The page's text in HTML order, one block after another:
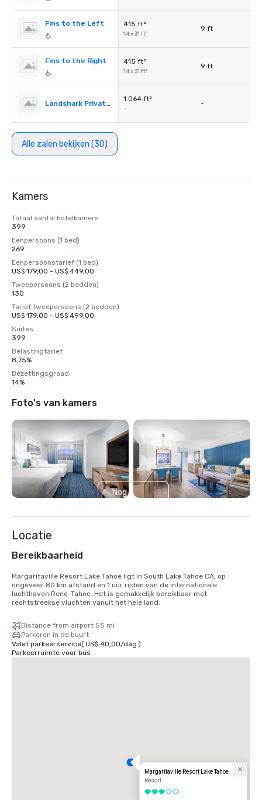
Fins to the Left 415 ft²
14 x 31 ft²
9 ft
Fins to the Right 415 ft²
14 x 31 ft²
9 ft
Landshark Private Dining Room
1.064 ft²
-
-
Alle zalen bekijken (30)
Kamers
Totaal aantal hotelkamers
399
Eenpersoons (1 bed)
269
Eenpersoonstarief (1 bed)
US$ 179,00 - US$ 449,00
Tweepersoons (2 bedden)
130
Tarief tweepersoons (2 bedden)
US$ 179,00 - US$ 499,00
Suites
399
Belastingtarief
8,75%
Bezettingsgraad
14%
Foto's van kamers
Nog 5
Locatie
Bereikbaarheid
Margaritaville Resort Lake Tahoe ligt in South Lake Tahoe CA, op
ongeveer 80 km afstand en 1 uur rijden van de internationale
luchthaven Reno-Tahoe. Het is gemakkelijk bereikbaar met
rechtstreekse vluchten vanuit het hele land.
Distance from airport 55 mi
Parkeren in de buurt
Valet parkeerservice( US$ 40,00/dag )
Parkeerruimte voor bus
Margaritaville Resort Lake Tahoe
Resort
3 van 5